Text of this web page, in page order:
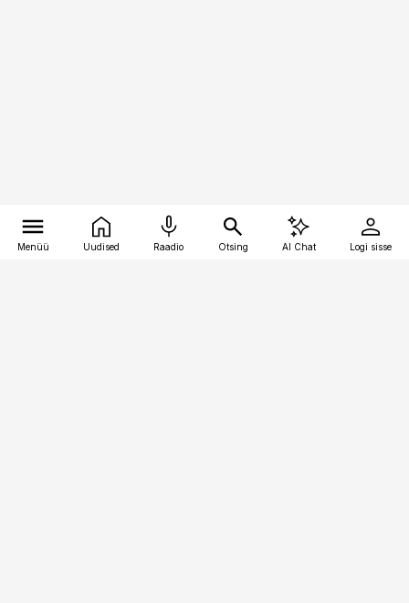
Menüü Uudised Raadio Otsing AI Chat Logi sisse